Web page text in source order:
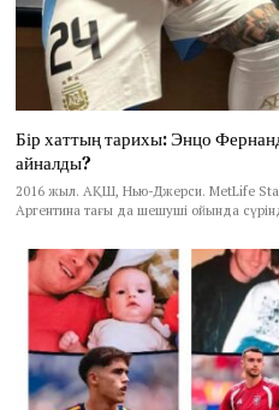
Бір хаттың тарихы: Энцо
айналды?
2016 жыл. АҚШ, Нью-Джерси. MetLife
Аргентина тағы да шешуші ойында